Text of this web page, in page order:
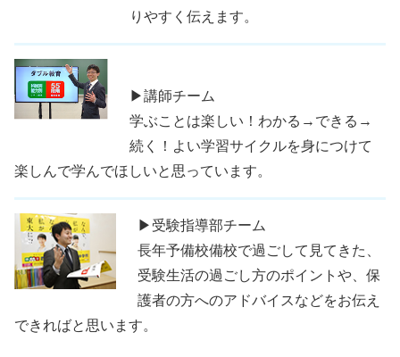
りやすく伝えます。
▶講師チーム
学ぶことは楽しい！わかる→できる→
続く！よい学習サイクルを身につけて
楽しんで学んでほしいと思っています。
▶受験指導部チーム
長年予備校備校で過ごして見てきた、
受験生活の過ごし方のポイントや、保
護者の方へのアドバイスなどをお伝え
できればと思います。